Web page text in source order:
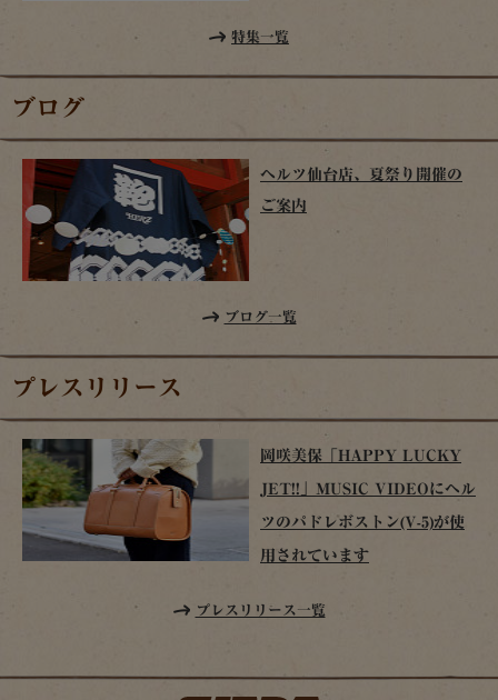
特集一覧
ブログ
ヘルツ仙台店、夏祭り開催の
ご案内
ブログ一覧
プレスリリース
岡咲美保「HAPPY LUCKY
JET!!」MUSIC VIDEOにヘル
ツのパドレボストン(V-5)が使
用されています
プレスリリース一覧